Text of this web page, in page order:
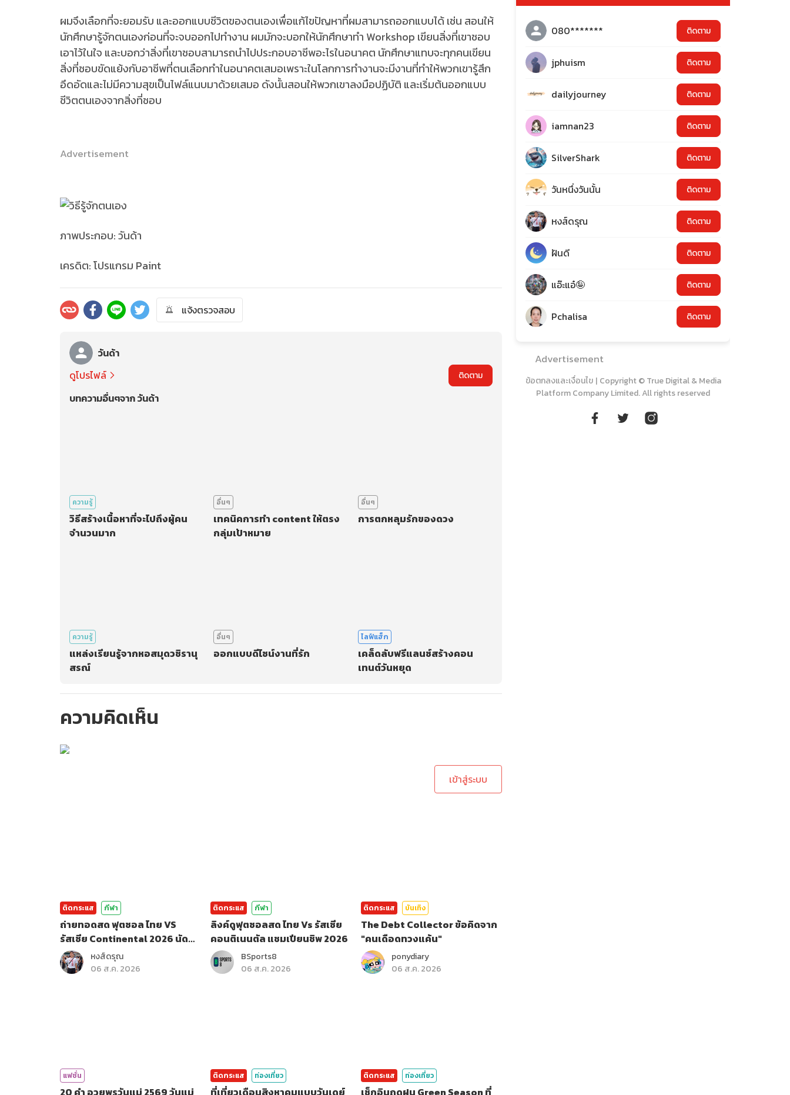
ผมจึงเลือกที่จะยอมรับ และออกแบบชีวิตของตนเองเพื่อแก้ไขปัญหาที่ผมสามารถออกแบบได้ เช่น สอนให้
นักศึกษารู้จักตนเองก่อนที่จะจบออกไปทำงาน ผมมักจะบอกให้นักศึกษาทำ Workshop เขียนสิ่งที่เขาชอบ
เอาไว้ในใจ และบอกว่าสิ่งที่เขาชอบสามารถนำไปประกอบอาชีพอะไรในอนาคต นักศึกษาแทบจะทุกคนเขียน
สิ่งที่ชอบขัดแย้งกับอาชีพที่ตนเลือกทำในอนาคตเสมอเพราะในโลกการทำงานจะมีงานที่ทำให้พวกเขารู้สึก
อึดอัดและไม่มีความสุขเป็นไฟล์แนบมาด้วยเสมอ ดังนั้นสอนให้พวกเขาลงมือปฏิบัติ และเริ่มต้นออกแบบ
ชีวิตตนเองจากสิ่งที่ชอบ
Advertisement
ภาพประกอบ: วันด้า
เครดิต: โปรแกรม Paint
แจ้งตรวจสอบ
วันด้า
ดูโปรไฟล์
ติดตาม
บทความอื่นๆจาก วันด้า
ความรู้
วิธีสร้างเนื้อหาที่จะไปถึงผู้คน
จำนวนมาก
อื่นๆ
เทคนิคการทำ content ให้ตรง
กลุ่มเป้าหมาย
อื่นๆ
การตกหลุมรักของดวง
ความรู้
แหล่งเรียนรู้จากหอสมุดวชิรานุ
สรณ์
อื่นๆ
ออกแบบดีไซน์งานที่รัก
ไลฟ์แฮ็ก
เคล็ดลับฟรีแลนซ์สร้างคอน
เทนต์วันหยุด
ความคิดเห็น
เข้าสู่ระบบ
ติดกระแส กีฬา
ถ่ายทอดสด ฟุตซอล ไทย VS
รัสเซีย Continental 2026 นัด
สุดท้าย
หงส์ดรุณ
06 ส.ค. 2026
ติดกระแส กีฬา
ลิงค์ดูฟุตซอลสด ไทย Vs รัสเซีย
คอนติเนนตัล แชมเปียนชิพ 2026
BSports8
06 ส.ค. 2026
ติดกระแส บันเทิง
The Debt Collector ข้อคิดจาก
"คนเดือดทวงแค้น"
ponydiary
06 ส.ค. 2026
แฟชั่น
20 คำ อวยพรวันแม่ 2569 วันแม่
ติดกระแส ท่องเที่ยว
ที่เที่ยวเดือนสิงหาคมแบบวันเดย์
ติดกระแส ท่องเที่ยว
เช็กอินฤดูฝน Green Season ที่
080******* ติดตาม
jphuism ติดตาม
dailyjourney ติดตาม
iamnan23 ติดตาม
SilverShark ติดตาม
วันหนึ่งวันนั้น ติดตาม
หงส์ดรุณ ติดตาม
ฝันดี ติดตาม
แอ๊ะแอ๋🤪 ติดตาม
Pchalisa ติดตาม
Advertisement
ข้อตกลงและเงื่อนไข | Copyright © True Digital & Media
Platform Company Limited. All rights reserved